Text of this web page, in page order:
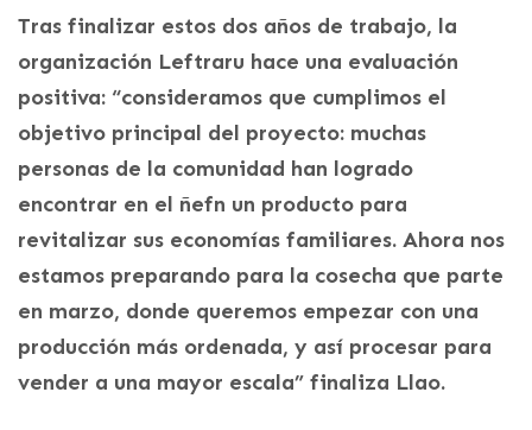
Tras finalizar estos dos años de trabajo, la
organización Leftraru hace una evaluación
positiva: “consideramos que cumplimos el
objetivo principal del proyecto: muchas
personas de la comunidad han logrado
encontrar en el ñefn un producto para
revitalizar sus economías familiares. Ahora nos
estamos preparando para la cosecha que parte
en marzo, donde queremos empezar con una
producción más ordenada, y así procesar para
vender a una mayor escala” finaliza Llao.